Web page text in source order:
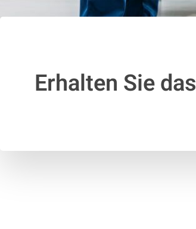
Erhalten Sie das